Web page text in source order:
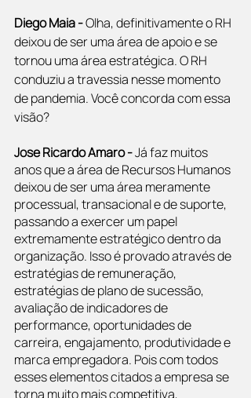
Diego Maia - Olha, definitivamente o RH
deixou de ser uma área de apoio e se
tornou uma área estratégica. O RH
conduziu a travessia nesse momento
de pandemia. Você concorda com essa
visão?
Jose Ricardo Amaro - Já faz muitos
anos que a área de Recursos Humanos
deixou de ser uma área meramente
processual, transacional e de suporte,
passando a exercer um papel
extremamente estratégico dentro da
organização. Isso é provado através de
estratégias de remuneração,
estratégias de plano de sucessão,
avaliação de indicadores de
performance, oportunidades de
carreira, engajamento, produtividade e
marca empregadora. Pois com todos
esses elementos citados a empresa se
torna muito mais competitiva,